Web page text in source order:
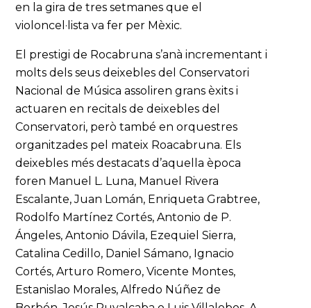
en la gira de tres setmanes que el
violoncel·lista va fer per Mèxic.
El prestigi de Rocabruna s’anà incrementant i
molts dels seus deixebles del Conservatori
Nacional de Música assoliren grans èxits i
actuaren en recitals de deixebles del
Conservatori, però també en orquestres
organitzades pel mateix Roacabruna. Els
deixebles més destacats d’aquella època
foren Manuel L. Luna, Manuel Rivera
Escalante, Juan Lomán, Enriqueta Grabtree,
Rodolfo Martínez Cortés, Antonio de P.
Ángeles, Antonio Dávila, Ezequiel Sierra,
Catalina Cedillo, Daniel Sámano, Ignacio
Cortés, Arturo Romero, Vicente Montes,
Estanislao Morales, Alfredo Núñez de